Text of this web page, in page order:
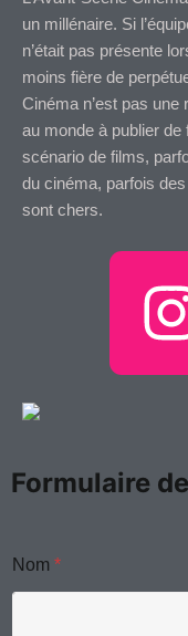
un millénaire. Si
n’était pas présente
moins fière de
Cinéma n’est pas une
au monde à publier
scénario de films,
du cinéma, parfois
sont chers.
I
t
Formulaire
Nom *